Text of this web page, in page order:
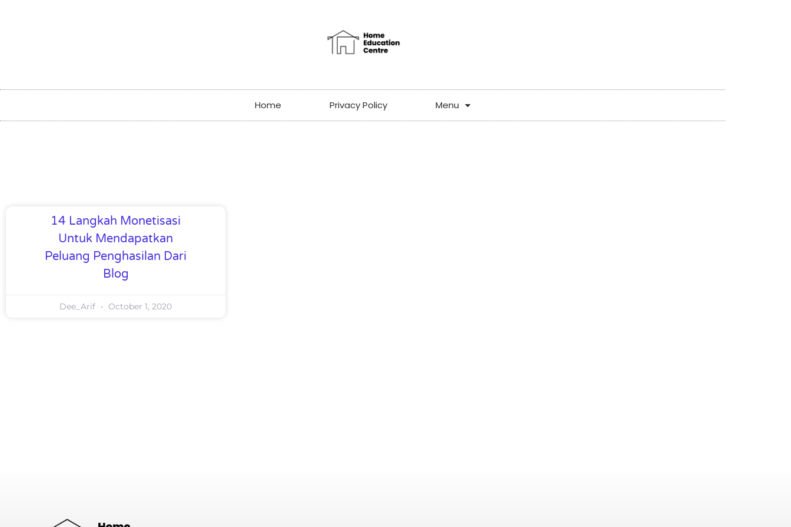
Home Privacy Policy Menu
14 Langkah Monetisasi
Untuk Mendapatkan
Peluang Penghasilan Dari
Blog
Dee_Arif October 1, 2020